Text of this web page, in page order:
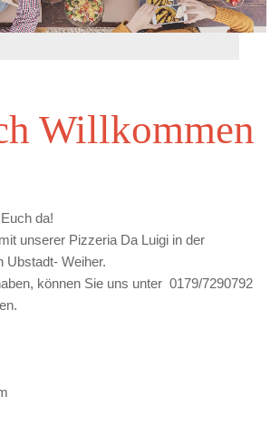
Willkommen
da!
unserer Pizzeria Da Luigi in der
Ubstadt- Weiher.
können Sie uns unter 0179/7290792